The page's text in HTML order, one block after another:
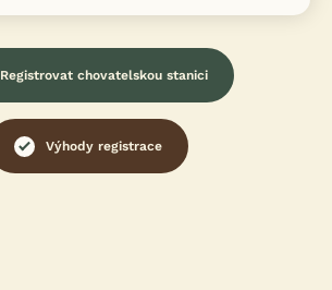
Registrovat chovatelskou stanici
Výhody registrace